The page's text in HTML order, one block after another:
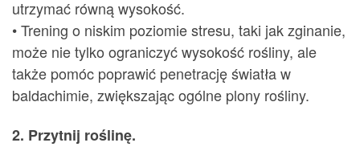
utrzymać równą wysokość.
• Trening o niskim poziomie stresu, taki jak zginanie,
może nie tylko ograniczyć wysokość rośliny, ale
także pomóc poprawić penetrację światła w
baldachimie, zwiększając ogólne plony rośliny.
2. Przytnij roślinę.